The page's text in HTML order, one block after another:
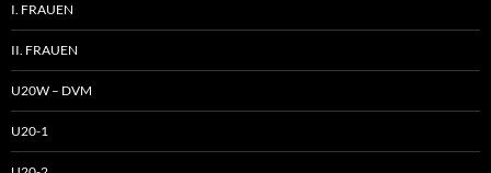
I. FRAUEN
II. FRAUEN
U20W – DVM
U20-1